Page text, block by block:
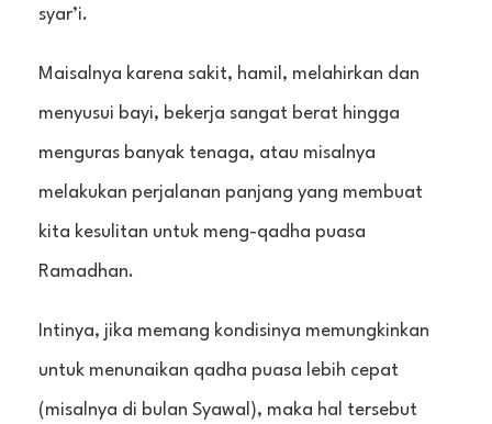
syar’i.
Maisalnya karena sakit, hamil, melahirkan dan
menyusui bayi, bekerja sangat berat hingga
menguras banyak tenaga, atau misalnya
melakukan perjalanan panjang yang membuat
kita kesulitan untuk meng-qadha puasa
Ramadhan.
Intinya, jika memang kondisinya memungkinkan
untuk menunaikan qadha puasa lebih cepat
(misalnya di bulan Syawal), maka hal tersebut